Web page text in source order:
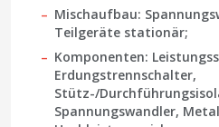
Mischaufbau:
Teilgeräte stationär;
Komponenten:
Erdungstrennschalter,
Stütz-/
Spannungswandler,